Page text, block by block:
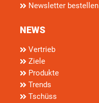
Newsletter bestellen
NEWS
Vertrieb
Ziele
Produkte
Trends
Tschüss